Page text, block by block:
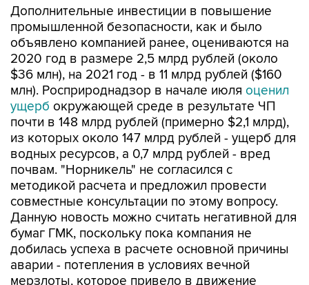
Дополнительные инвестиции в повышение
промышленной безопасности, как и было
объявлено компанией ранее, оцениваются на
2020 год в размере 2,5 млрд рублей (около
$36 млн), на 2021 год - в 11 млрд рублей ($160
млн). Росприроднадзор в начале июля оценил
ущерб окружающей среде в результате ЧП
почти в 148 млрд рублей (примерно $2,1 млрд),
из которых около 147 млрд рублей - ущерб для
водных ресурсов, а 0,7 млрд рублей - вред
почвам. "Норникель" не согласился с
методикой расчета и предложил провести
совместные консультации по этому вопросу.
Данную новость можно считать негативной для
бумаг ГМК, поскольку пока компания не
добилась успеха в расчете основной причины
аварии - потепления в условиях вечной
мерзлоты, которое привело в движение